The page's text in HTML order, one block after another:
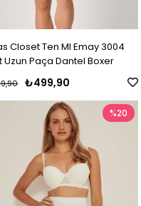
Closet Ten MI Emay 3004
Uzun Paça Dantel Boxer
₺499,90
%20